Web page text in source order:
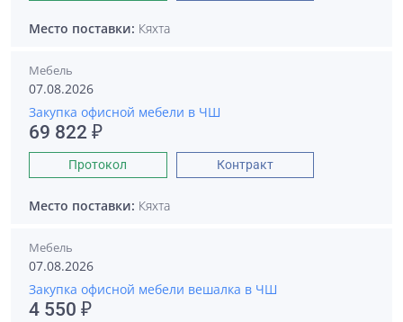
Место поставки: Кяхта
Мебель
07.08.2026
Закупка офисной мебели в ЧШ
69 822 ₽
Протокол Контракт
Место поставки: Кяхта
Мебель
07.08.2026
Закупка офисной мебели вешалка в ЧШ
4 550 ₽